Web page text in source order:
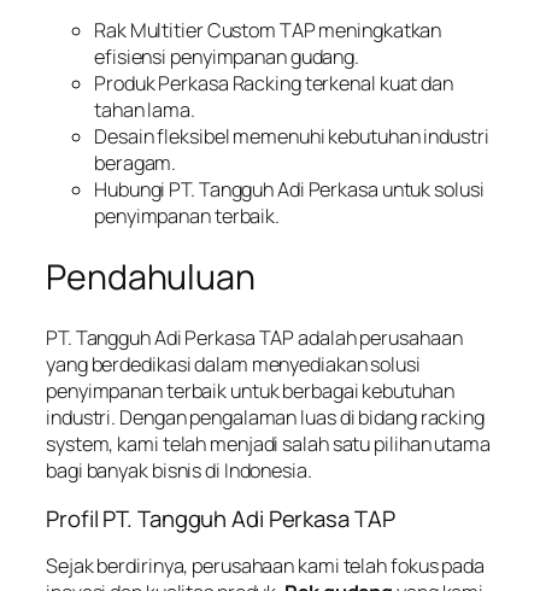
Rak Multitier Custom TAP meningkatkan
efisiensi penyimpanan gudang.
Produk Perkasa Racking terkenal kuat dan
tahan lama.
Desain fleksibel memenuhi kebutuhan industri
beragam.
Hubungi PT. Tangguh Adi Perkasa untuk solusi
penyimpanan terbaik.
Pendahuluan
PT. Tangguh Adi Perkasa TAP adalah perusahaan
yang berdedikasi dalam menyediakan solusi
penyimpanan terbaik untuk berbagai kebutuhan
industri. Dengan pengalaman luas di bidang racking
system, kami telah menjadi salah satu pilihan utama
bagi banyak bisnis di Indonesia.
Profil PT. Tangguh Adi Perkasa TAP
Sejak berdirinya, perusahaan kami telah fokus pada